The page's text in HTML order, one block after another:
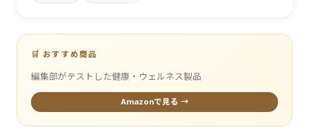
🛒 おすすめ商品
編集部がテストした健康・ウェルネス製品
Amazonで見る →